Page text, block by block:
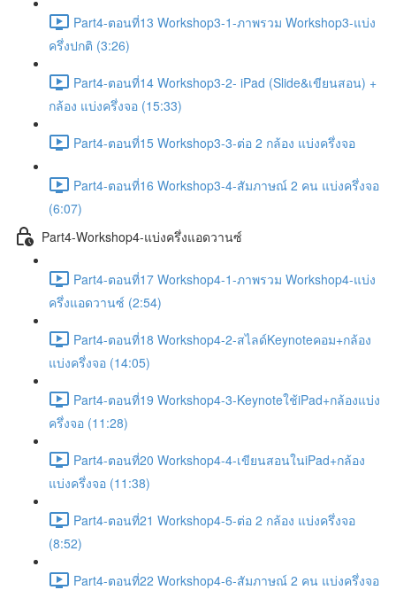
Part4-ตอนที่13 Workshop3-1-ภาพรวม Workshop3-แบ่ง
ครึ่งปกติ (3:26)
Part4-ตอนที่14 Workshop3-2- iPad (Slide&เขียนสอน) +
กล้อง แบ่งครึ่งจอ (15:33)
Part4-ตอนที่15 Workshop3-3-ต่อ 2 กล้อง แบ่งครึ่งจอ
Part4-ตอนที่16 Workshop3-4-สัมภาษณ์ 2 คน แบ่งครึ่งจอ
(6:07)
Part4-Workshop4-แบ่งครึ่งแอดวานซ์
Part4-ตอนที่17 Workshop4-1-ภาพรวม Workshop4-แบ่ง
ครึ่งแอดวานซ์ (2:54)
Part4-ตอนที่18 Workshop4-2-สไลด์Keynoteคอม+กล้อง
แบ่งครึ่งจอ (14:05)
Part4-ตอนที่19 Workshop4-3-Keynoteใช้iPad+กล้องแบ่ง
ครึ่งจอ (11:28)
Part4-ตอนที่20 Workshop4-4-เขียนสอนในiPad+กล้อง
แบ่งครึ่งจอ (11:38)
Part4-ตอนที่21 Workshop4-5-ต่อ 2 กล้อง แบ่งครึ่งจอ
(8:52)
Part4-ตอนที่22 Workshop4-6-สัมภาษณ์ 2 คน แบ่งครึ่งจอ